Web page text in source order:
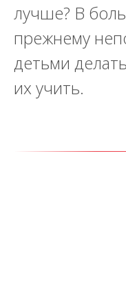
лучше? В
прежнему
детьми
их учить.